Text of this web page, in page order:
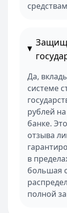
Да,
системе
рублей
банке.
отзыва
в
большая
полной